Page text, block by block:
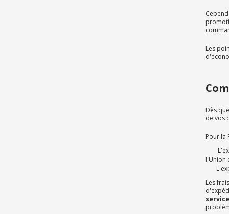
Les
Dès
de vos
Pour la
l'Union
Les